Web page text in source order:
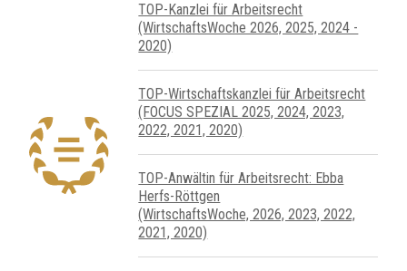
TOP-Kanzlei für Arbeitsrecht
(WirtschaftsWoche 2026, 2025, 2024 -
2020)
TOP-Wirtschafts­kanzlei für Arbeits­recht
(FOCUS SPEZIAL 2025, 2024, 2023,
2022, 2021, 2020)
TOP-Anwältin für Arbeitsrecht: Ebba
Herfs-Röttgen
(WirtschaftsWoche, 2026, 2023, 2022,
2021, 2020)